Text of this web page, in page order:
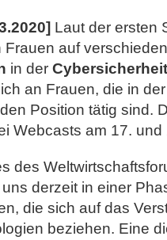
Laut der ersten
Frauen auf
in der Cybersicherheit
an Frauen, die in
Position tätig sind.
Webcasts am 17.
des
derzeit in einer
die sich auf das
beziehen. Eine